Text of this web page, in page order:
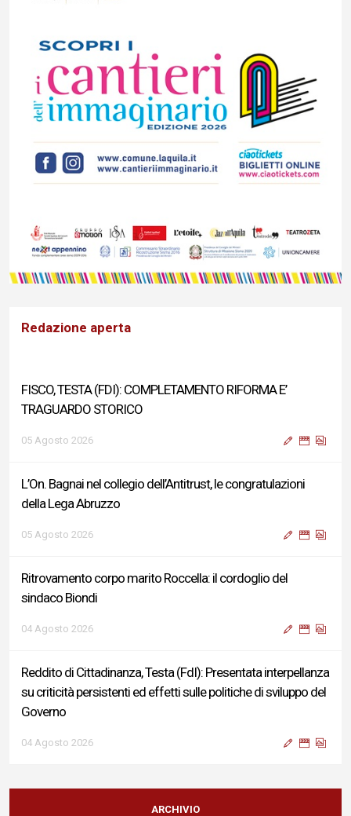
Redazione aperta
FISCO, TESTA (FDI): COMPLETAMENTO RIFORMA E’
TRAGUARDO STORICO
05 Agosto 2026
L’On. Bagnai nel collegio dell’Antitrust, le congratulazioni
della Lega Abruzzo
05 Agosto 2026
Ritrovamento corpo marito Roccella: il cordoglio del
sindaco Biondi
04 Agosto 2026
Reddito di Cittadinanza, Testa (FdI): Presentata interpellanza
su criticità persistenti ed effetti sulle politiche di sviluppo del
Governo
04 Agosto 2026
Sigismondi, Liris e Testa: “Profondo cordoglio e vicinanza al
Ministro Roccella e alla sua famiglia”
ARCHIVIO